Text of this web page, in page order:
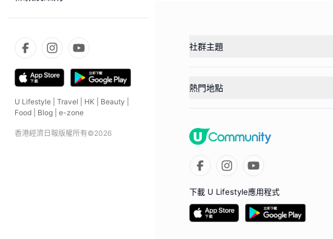
U Lifestyle Travel HK Beauty
Food
Blog e-zone
香港經濟日報版權所有©2026
社群主題
熱門地點
下載 U Lifestyle應用程式